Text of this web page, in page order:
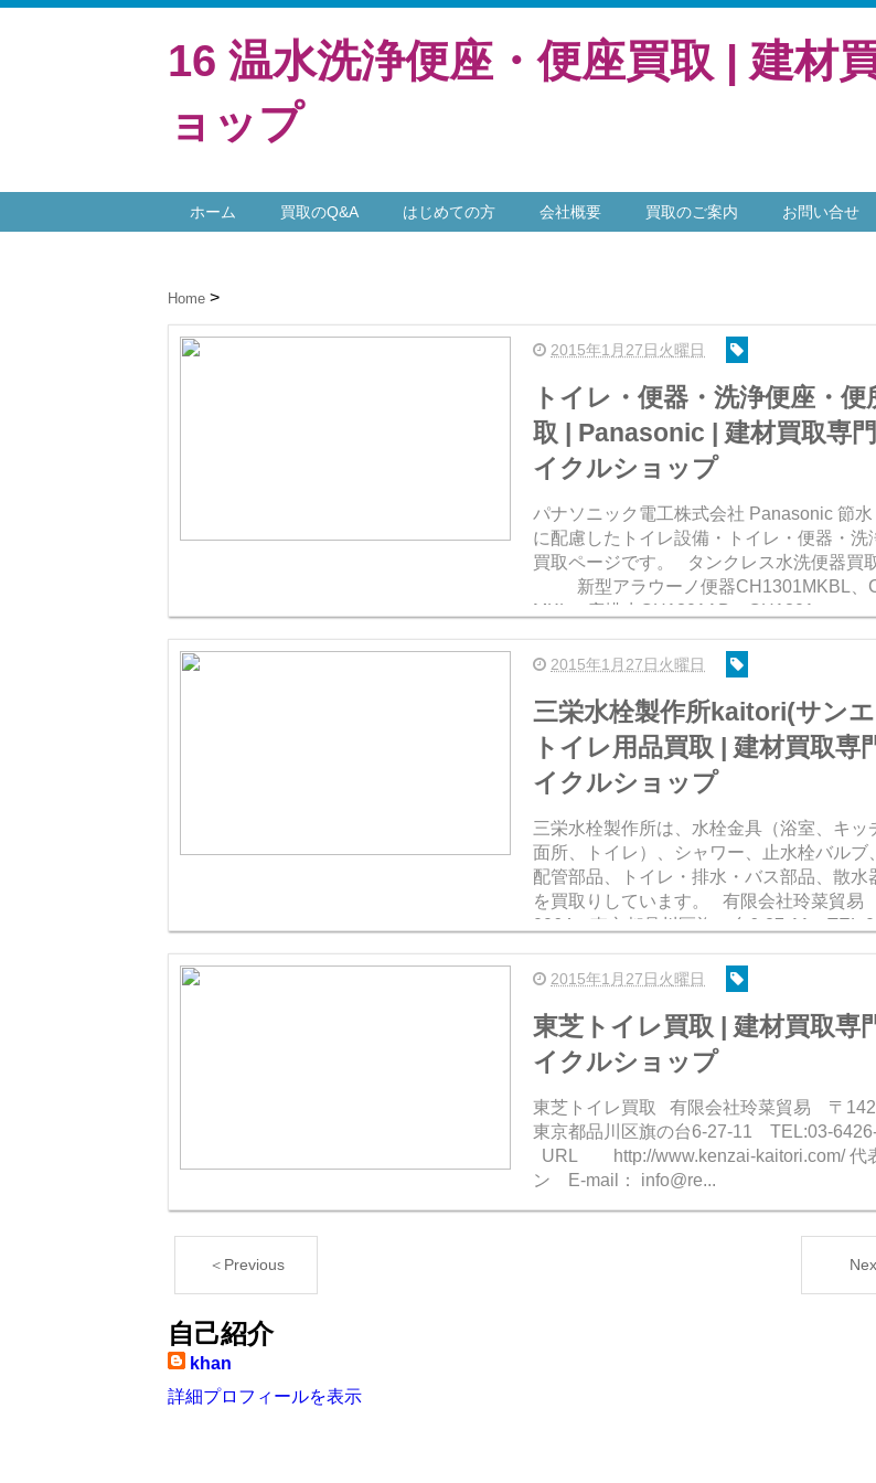
16 温水洗浄便座・便座買取 | 建材
ョップ
ホーム 買取のQ&A はじめての方 会社概要 買取のご案内 お問い合せ
Home
2015年1月27日火曜日
トイレ・便器・洗浄便座・便
取 | Panasonic | 建材買取専
イクルショップ
パナソニック電工株式会社 Panasonic 節水
に配慮したトイレ設備・トイレ・便器・洗
買取ページです。 タンクレス水洗便器買取
MKL、床排水CH1301AB、CH1301...
2015年1月27日火曜日
三栄水栓製作所kaitori(サン
トイレ用品買取 | 建材買取専
イクルショップ
三栄水栓製作所は、水栓金具（浴室、キッ
面所、トイレ）、シャワー、止水栓バルブ
配管部品、トイレ・排水・バス部品、散水
を買取りしています。 有限会社玲菜貿易 〒142-
0064 東京都品川区旗の台6-27-11
-...
2015年1月27日火曜日
東芝トイレ買取 | 建材買取専
イクルショップ
東芝トイレ買取 有限会社玲菜貿易 〒142-0064
東京都品川区旗の台6-27-11 TEL:03-
URL http://www.kenzai-kaitori.com/ 代
ン E-mail： info@re...
＜Previous
自己紹介
khan
詳細プロフィールを表示